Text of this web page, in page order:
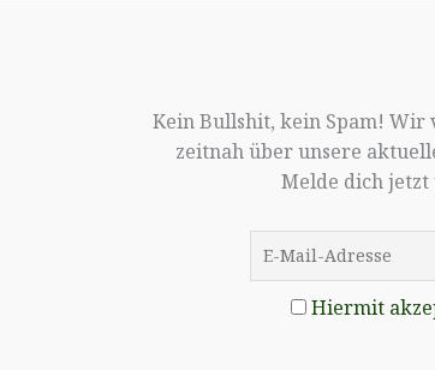
Kein Bullshit, kein Spam! Wir
zeitnah über unsere
Melde dich
Hiermit